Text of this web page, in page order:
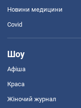
Новини медицини
Covid
Шоу
Афіша
Краса
Жіночий журнал